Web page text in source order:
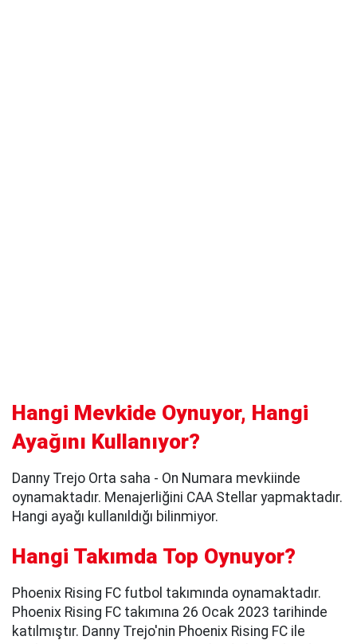
Hangi Mevkide Oynuyor, Hangi
Ayağını Kullanıyor?
Danny Trejo Orta saha - On Numara mevkiinde
oynamaktadır. Menajerliğini CAA Stellar yapmaktadır.
Hangi ayağı kullanıldığı bilinmiyor.
Hangi Takımda Top Oynuyor?
Phoenix Rising FC futbol takımında oynamaktadır.
Phoenix Rising FC takımına 26 Ocak 2023 tarihinde
katılmıştır. Danny Trejo'nin Phoenix Rising FC ile